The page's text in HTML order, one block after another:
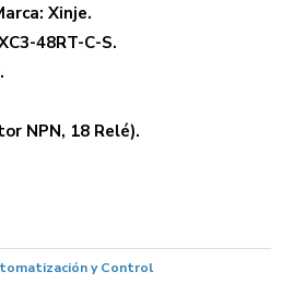
Xinje.
48RT-C-S.
NPN, 18 Relé).
y Control